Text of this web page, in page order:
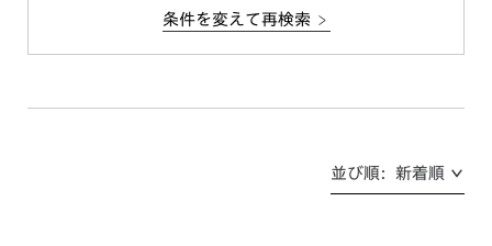
条件を変えて再検索
並び順: